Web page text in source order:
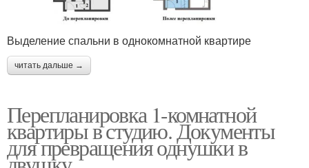
Выделение спальни в однокомнатной квартире
читать дальше →
Перепланировка 1-комнатной
квартиры в студию. Документы
для превращения однушки в